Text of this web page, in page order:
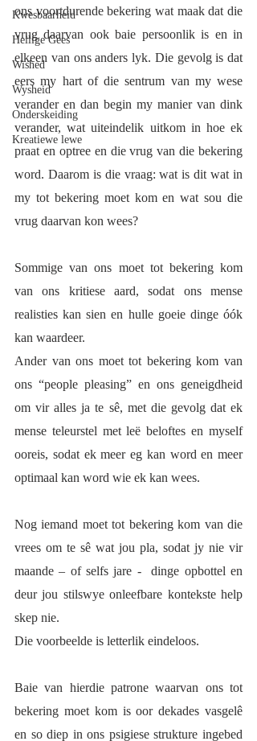
Kwesbaarheid
Heilige Gees
Wished
Wysheid
Onderskeiding
Kreatiewe lewe
ons voortdurende bekering wat maak dat die
vrug daarvan ook baie persoonlik is en in
elkeen van ons anders lyk. Die gevolg is dat
eers my hart of die sentrum van my wese
verander en dan begin my manier van dink
verander, wat uiteindelik uitkom in hoe ek
praat en optree en die vrug van die bekering
word. Daarom is die vraag: wat is dit wat in
my tot bekering moet kom en wat sou die
vrug daarvan kon wees?
Sommige van ons moet tot bekering kom
van ons kritiese aard, sodat ons mense
realisties kan sien en hulle goeie dinge óók
kan waardeer.
Ander van ons moet tot bekering kom van
ons “people pleasing” en ons geneigdheid
om vir alles ja te sê, met die gevolg dat ek
mense teleurstel met leë beloftes en myself
ooreis, sodat ek meer eg kan word en meer
optimaal kan word wie ek kan wees.
Nog iemand moet tot bekering kom van die
vrees om te sê wat jou pla, sodat jy nie vir
maande – of selfs jare -  dinge opbottel en
deur jou stilswye onleefbare kontekste help
skep nie.
Die voorbeelde is letterlik eindeloos.
Baie van hierdie patrone waarvan ons tot
bekering moet kom is oor dekades vasgelê
en so diep in ons psigiese strukture ingebed